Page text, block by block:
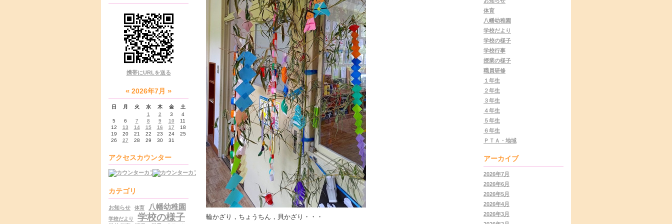
携帯にURLを送る
« 2026年7月 »
日 月 火 水 木 金
土
1
2 3
4
5
6 7 8 9 10
11
12
13 14 15 16 17
18
19
20 21 22 23 24
25
26
27 28 29 30 31
アクセスカウンター
カテゴリ
お知らせ 体育 八幡幼稚園
学校だより 学校の様子 輪かざり，ちょうちん，貝かざり・・・
体育
八幡幼稚園
学校だより
学校の様子
学校行事
授業の様子
職員研修
１年生
２年生
３年生
４年生
５年生
６年生
ＰＴＡ・地域
アーカイブ
2026年7月
2026年6月
2026年5月
2026年4月
2026年3月